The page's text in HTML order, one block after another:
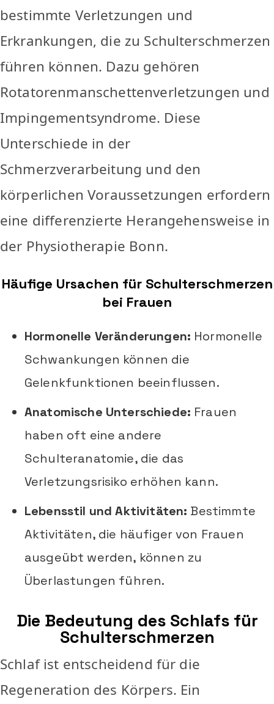
bestimmte Verletzungen und
Erkrankungen, die zu Schulterschmerzen
führen können. Dazu gehören
Rotatorenmanschettenverletzungen und
Impingementsyndrome. Diese
Unterschiede in der
Schmerzverarbeitung und den
körperlichen Voraussetzungen erfordern
eine differenzierte Herangehensweise in
der Physiotherapie Bonn.
Häufige Ursachen für Schulterschmerzen
bei Frauen
Hormonelle Veränderungen: Hormonelle
Schwankungen können die
Gelenkfunktionen beeinflussen.
Anatomische Unterschiede: Frauen
haben oft eine andere
Schulteranatomie, die das
Verletzungsrisiko erhöhen kann.
Lebensstil und Aktivitäten: Bestimmte
Aktivitäten, die häufiger von Frauen
ausgeübt werden, können zu
Überlastungen führen.
Die Bedeutung des Schlafs für
Schulterschmerzen
Schlaf ist entscheidend für die
Regeneration des Körpers. Ein